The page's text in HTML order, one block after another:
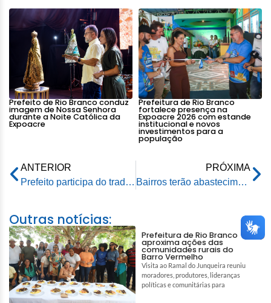
Prefeito de Rio Branco conduz
imagem de Nossa Senhora
durante a Noite Católica da
Expoacre
Prefeitura de Rio Branco
fortalece presença na
Expoacre 2026 com estande
institucional e novos
investimentos para a
população
ANTERIOR
Prefeito participa do tradicional desfile cívico e militar na capital
PRÓXIMA
Bairros terão abastecimento interrompido neste sábado
Outras notícias:
Prefeitura de Rio Branco
aproxima ações das
comunidades rurais do
Barro Vermelho
Visita ao Ramal do Junqueira reuniu
moradores, produtores, lideranças
políticas e comunitárias para